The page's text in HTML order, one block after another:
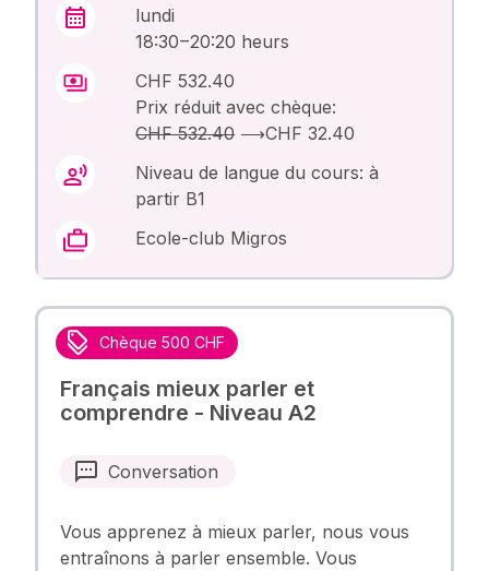
lundi
18:30 – 20:20 heurs
CHF 532.40
Prix réduit avec chèque:
CHF 532.40⟶CHF 32.40
Niveau de langue du cours: à
partir B1
Ecole-club Migros
Chèque 500 CHF
Français mieux parler et
comprendre - Niveau A2
Conversation
Vous apprenez à mieux parler, nous vous
entraînons à parler ensemble. Vous